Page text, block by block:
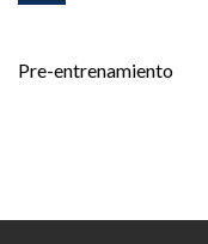
Pre-entrenamiento